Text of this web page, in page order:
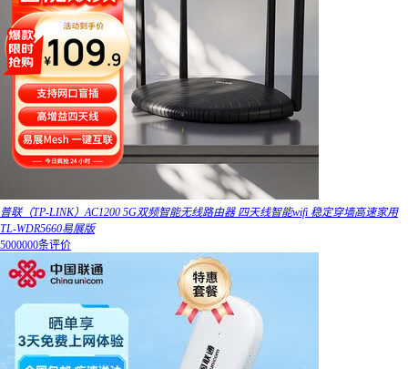
普联（TP-LINK）AC1200 5G双频智能无线路由器 四天线智能wifi 稳定穿墙高速家用
TL-WDR5660易展版
5000000条评价